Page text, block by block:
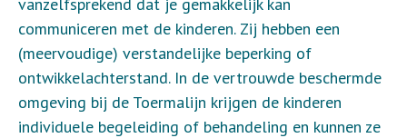
communiceren met de kinderen. Zij hebben een
(meervoudige) verstandelijke beperking of
ontwikkelachterstand. In de vertrouwde beschermde
omgeving bij de Toermalijn krijgen de kinderen
individuele begeleiding of behandeling en kunnen ze